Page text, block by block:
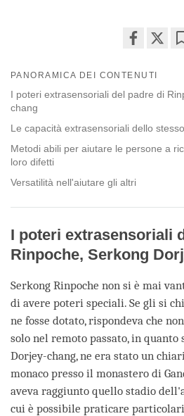
on
facebook
PANORAMICA DEI CONTENUTI
I poteri extrasensoriali del padre di
chang
Le capacità extrasensoriali dello
Metodi abili per aiutare le persone a
loro difetti
Versatilità nell'aiutare gli altri
I poteri extrasensoriali
Rinpoche, Serkong
Serkong Rinpoche non si è mai
di avere poteri speciali. Se gli si
ne fosse dotato, rispondeva che
solo nel remoto passato, in quanto
Dorjey-chang, ne era stato un
monaco presso il monastero di
aveva raggiunto quello stadio
cui è possibile praticare